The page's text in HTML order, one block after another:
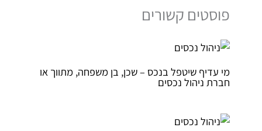
פוסטים קשורים
מי עדיף שיטפל בנכס – שכן, בן משפחה, מתווך או
חברת ניהול נכסים